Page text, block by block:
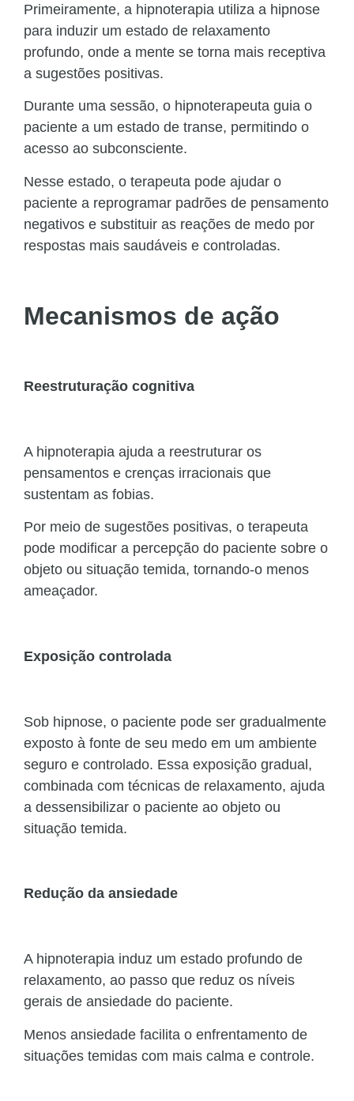
Primeiramente, a hipnoterapia utiliza a hipnose
para induzir um estado de relaxamento
profundo, onde a mente se torna mais receptiva
a sugestões positivas.
Durante uma sessão, o hipnoterapeuta guia o
paciente a um estado de transe, permitindo o
acesso ao subconsciente.
Nesse estado, o terapeuta pode ajudar o
paciente a reprogramar padrões de pensamento
negativos e substituir as reações de medo por
respostas mais saudáveis e controladas.
Mecanismos de ação
Reestruturação cognitiva
A hipnoterapia ajuda a reestruturar os
pensamentos e crenças irracionais que
sustentam as fobias.
Por meio de sugestões positivas, o terapeuta
pode modificar a percepção do paciente sobre o
objeto ou situação temida, tornando-o menos
ameaçador.
Exposição controlada
Sob hipnose, o paciente pode ser gradualmente
exposto à fonte de seu medo em um ambiente
seguro e controlado. Essa exposição gradual,
combinada com técnicas de relaxamento, ajuda
a dessensibilizar o paciente ao objeto ou
situação temida.
Redução da ansiedade
A hipnoterapia induz um estado profundo de
relaxamento, ao passo que reduz os níveis
gerais de ansiedade do paciente.
Menos ansiedade facilita o enfrentamento de
situações temidas com mais calma e controle.